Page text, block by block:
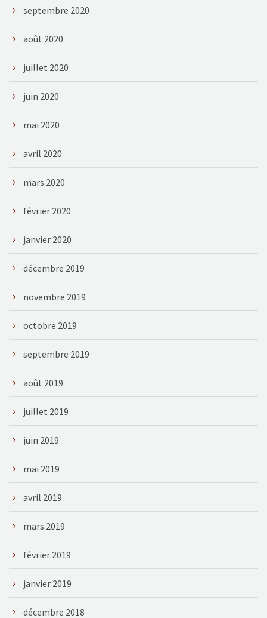
septembre 2020
août 2020
juillet 2020
juin 2020
mai 2020
avril 2020
mars 2020
février 2020
janvier 2020
décembre 2019
novembre 2019
octobre 2019
septembre 2019
août 2019
juillet 2019
juin 2019
mai 2019
avril 2019
mars 2019
février 2019
janvier 2019
décembre 2018